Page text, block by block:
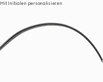
Mit Initialen personalisieren